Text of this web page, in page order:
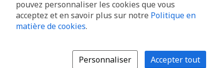
pouvez personnaliser les cookies que vous
acceptez et en savoir plus sur notre Politique en
matière de cookies.
Personnaliser Accepter tout